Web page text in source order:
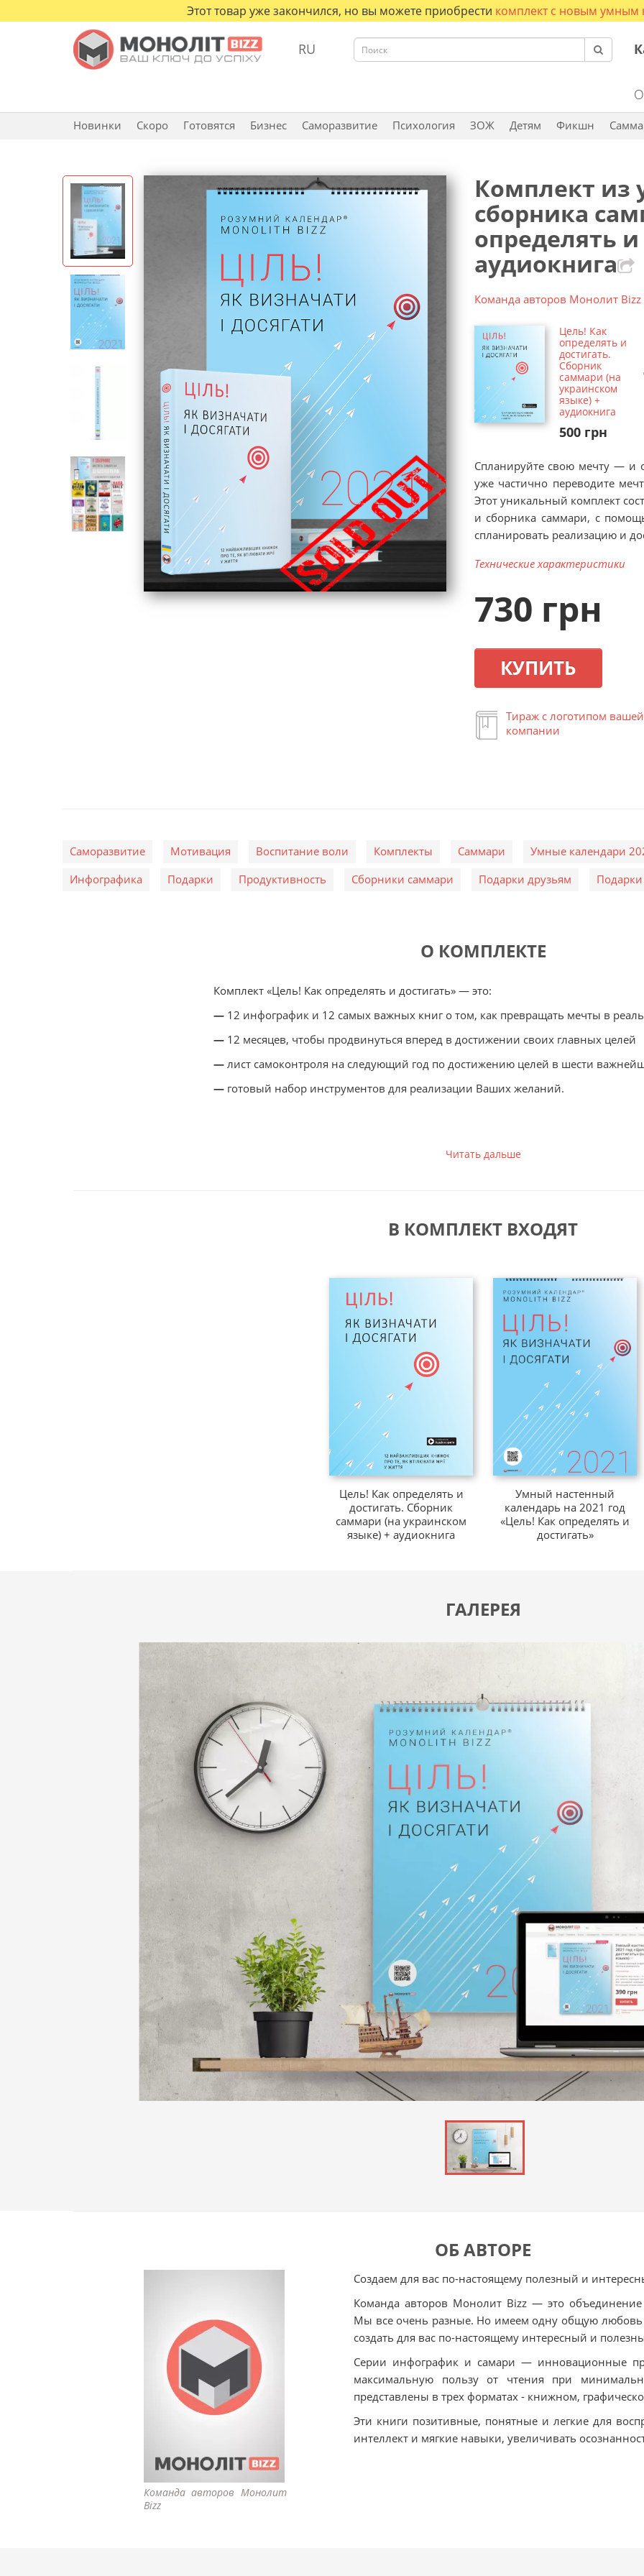
Этот товар уже закончился, но вы можете приобрести комплект с новым умным
RU
Новинки Скоро Готовятся Бизнес Саморазвитие Психология ЗОЖ Детям Фикшн
Комплект из
сборника
определять и
аудиокнига
Команда авторов Монолит Bizz
Цель! Как
определять и
достигать.
Сборник
саммари (на
украинском
языке) +
аудиокнига
500 грн
Спланируйте свою мечту — и
уже частично переводите
Этот уникальный комплект
и сборника саммари, с
спланировать реализацию и
Технические характеристики
730 грн
КУПИТЬ
Тираж с логотипом вашей
компании
Саморазвитие Мотивация Воспитание воли Комплекты Саммари Умные календари
Инфографика
Подарки Продуктивность Сборники саммари Подарки друзьям
О КОМПЛЕКТЕ
Комплект «Цель! Как определять и достигать» — это:
— 12 инфографик и 12 самых важных книг о том, как превращать мечты в
— 12 месяцев, чтобы продвинуться вперед в достижении своих главных целей
— лист самоконтроля на следующий год по достижению целей в шести
— готовый набор инструментов для реализации Ваших желаний.
«Твой лучший год. 12 невероятных месяцев, которые изменят
«Цель! Как получить все, что хочешь, быстрее, чем ты думал»
«Искусство мыслить масштабно»
Дэвида Шварца.
«Цели. Как пользоваться жизнью на всю катушку»Зига Зиглара.
«SMART-цели. 10 простых шагов к вашим целям в карьере и
«Метод PRIMER. Единственное руководство по достижению
Деймона Захариадиса.
«Цели по HARD. Как прийти туда, куда вы хотите»Марка Мерфи.
«Как достичь цели. Четыре дисциплины исполнения»Шона Кови,
«Оставьте брезгливость, съешьте лягушку! 21 действенный
12.«Цельная жизнь. Ключевые навыки для достижения ваших
Марка Виктора Хансена, Леса Хьюитта.
Читать дальше
В КОМПЛЕКТ ВХОДЯТ
Цель! Как определять и
достигать. Сборник
саммари (на украинском
языке) + аудиокнига
Умный настенный
календарь на 2021 год
«Цель! Как определять и
достигать»
ГАЛЕРЕЯ
ОБ АВТОРЕ
Команда авторов Монолит
Bizz
Создаем для вас по-настоящему полезный и
Команда авторов Монолит Bizz — это
Мы все очень разные. Но имеем одну общую
создать для вас по-настоящему интересный и
Серии инфографик и самари — инновационные
максимальную пользу от чтения при
представлены в трех форматах - книжном,
Эти книги позитивные, понятные и легкие для
интеллект и мягкие навыки, увеличивать